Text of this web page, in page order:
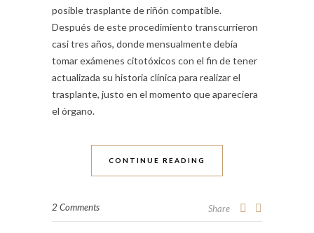
posible trasplante de riñón compatible.
Después de este procedimiento transcurrieron
casi tres años, donde mensualmente debía
tomar exámenes citotóxicos con el fin de tener
actualizada su historia clínica para realizar el
trasplante, justo en el momento que apareciera
el órgano.
CONTINUE READING
2 Comments Share